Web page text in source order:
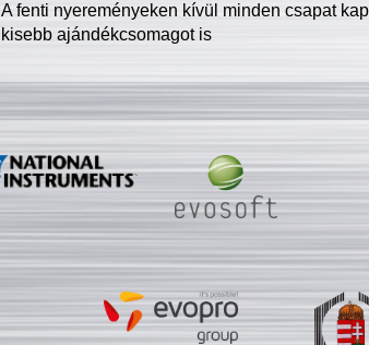
A fenti nyereményeken kívül minden csapat
kisebb ajándékcsomagot is